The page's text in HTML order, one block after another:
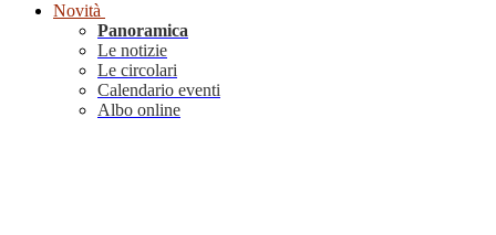
Novità
Panoramica
Le notizie
Le circolari
Calendario eventi
Albo online